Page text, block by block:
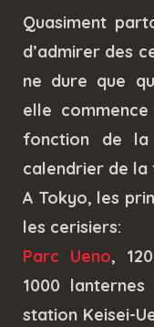
Quasiment
d’admirer des
ne dure que
elle
fonction de
calendrier de
A Tokyo, les
les cerisiers:
Parc Ueno,
1000
station Keisei-